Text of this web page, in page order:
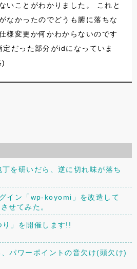
いことがわかりました。 これと
なかったのでどうも腑に落ちな
様変更か何かわからないのです
だった部分がidになっていま
)
を研いだら、逆に切れ味が落ち
イン「wp-koyomi」を改造して
せてみた。
」を開催します!!
パワーポイントの音欠け(頭欠け)